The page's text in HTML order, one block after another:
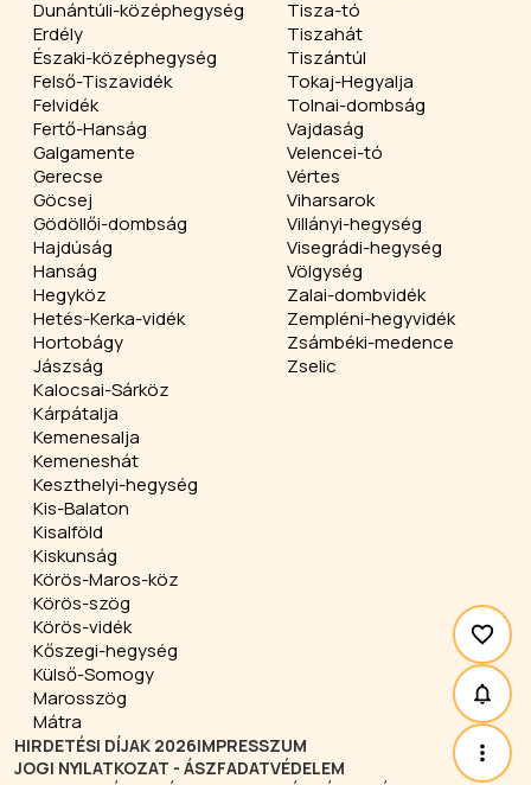
Dunántúli-középhegység
Erdély
Északi-középhegység
Felső-Tiszavidék
Felvidék
Fertő-Hanság
Galgamente
Gerecse
Göcsej
Gödöllői-dombság
Hajdúság
Hanság
Hegyköz
Hetés-Kerka-vidék
Hortobágy
Jászság
Kalocsai-Sárköz
Kárpátalja
Kemenesalja
Kemeneshát
Keszthelyi-hegység
Kis-Balaton
Kisalföld
Kiskunság
Körös-Maros-köz
Körös-szög
Körös-vidék
Kőszegi-hegység
Külső-Somogy
Marosszög
Mátra
Tisza-tó
Tiszahát
Tiszántúl
Tokaj-Hegyalja
Tolnai-dombság
Vajdaság
Velencei-tó
Vértes
Viharsarok
Villányi-hegység
Visegrádi-hegység
Völgység
Zalai-dombvidék
Zempléni-hegyvidék
Zsámbéki-medence
Zselic
HIRDETÉSI DÍJAK 2026IMPRESSZUM
JOGI NYILATKOZAT - ÁSZFADATVÉDELEM